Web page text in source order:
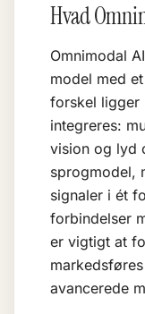
Hvad
Omnimodal
model med
forskel ligger
integreres:
vision og lyd
sprogmodel,
signaler i ét
forbindelser
er vigtigt at
avancerede